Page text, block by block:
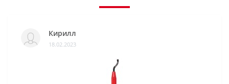
Кирилл
18.02.2023